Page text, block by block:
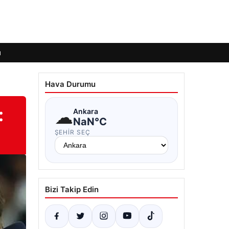
Hava Durumu
☁Ankara
NaN°C
ŞEHIR SEÇ
Bizi Takip Edin